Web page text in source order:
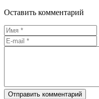
Оставить комментарий